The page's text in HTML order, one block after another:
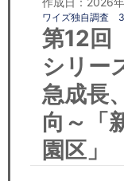
コンサルティング
リサーチ
セミナー
経済ニュース
労務顧問
ワイズ独自調査 3
第12回
シリー
急成長
向～「
園区」